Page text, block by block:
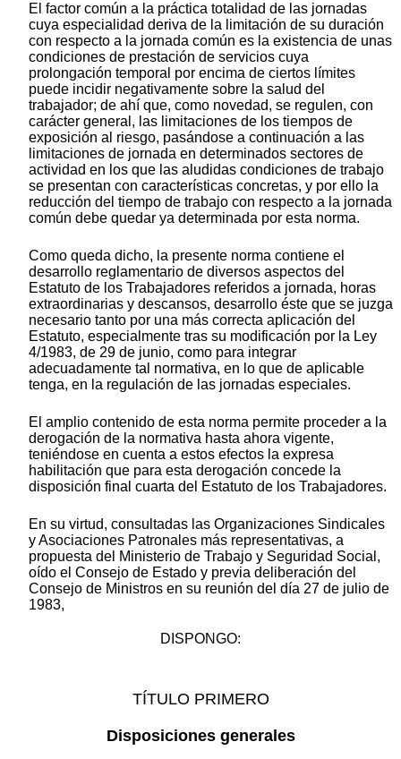
El factor común a la práctica totalidad de las jornadas
cuya especialidad deriva de la limitación de su duración
con respecto a la jornada común es la existencia de unas
condiciones de prestación de servicios cuya
prolongación temporal por encima de ciertos límites
puede incidir negativamente sobre la salud del
trabajador; de ahí que, como novedad, se regulen, con
carácter general, las limitaciones de los tiempos de
exposición al riesgo, pasándose a continuación a las
limitaciones de jornada en determinados sectores de
actividad en los que las aludidas condiciones de trabajo
se presentan con características concretas, y por ello la
reducción del tiempo de trabajo con respecto a la jornada
común debe quedar ya determinada por esta norma.
Como queda dicho, la presente norma contiene el
desarrollo reglamentario de diversos aspectos del
Estatuto de los Trabajadores referidos a jornada, horas
extraordinarias y descansos, desarrollo éste que se juzga
necesario tanto por una más correcta aplicación del
Estatuto, especialmente tras su modificación por la Ley
4/1983, de 29 de junio, como para integrar
adecuadamente tal normativa, en lo que de aplicable
tenga, en la regulación de las jornadas especiales.
El amplio contenido de esta norma permite proceder a la
derogación de la normativa hasta ahora vigente,
teniéndose en cuenta a estos efectos la expresa
habilitación que para esta derogación concede la
disposición final cuarta del Estatuto de los Trabajadores.
En su virtud, consultadas las Organizaciones Sindicales
y Asociaciones Patronales más representativas, a
propuesta del Ministerio de Trabajo y Seguridad Social,
oído el Consejo de Estado y previa deliberación del
Consejo de Ministros en su reunión del día 27 de julio de
1983,
DISPONGO:
TÍTULO PRIMERO
Disposiciones generales